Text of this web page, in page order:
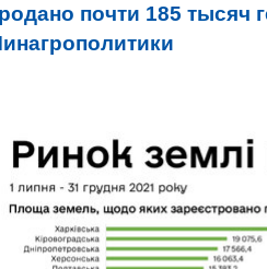
почти 185 тысяч